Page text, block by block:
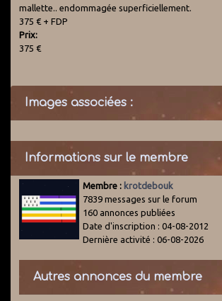
mallette.. endommagée superficiellement.
375 € + FDP
Prix:
375 €
Images associées :
Informations sur le membre
Membre : krotdebouk
7839 messages sur le forum
160 annonces publiées
Date d'inscription : 04-08-2012
Dernière activité : 06-08-2026
Autres annonces du membre